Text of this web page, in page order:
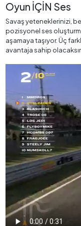
Oyun İÇİN Ses
Savaş yeteneklerinizi,
pozisyonel ses
aşamaya taşıyor. Üç
avantaja sahip